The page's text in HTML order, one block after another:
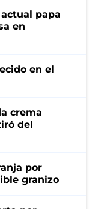
papa
en
en el
crema
del
por
granizo